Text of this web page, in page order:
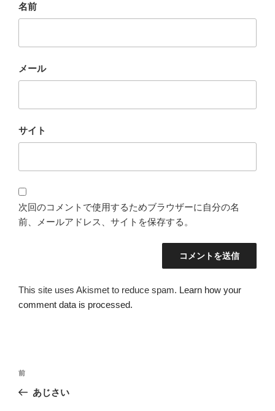
名前
メール
サイト
次回のコメントで使用するためブラウザーに自分の名
前、メールアドレス、サイトを保存する。
This site uses Akismet to reduce spam. Learn how your
comment data is processed.
投
ナ
過
去
前
あじさい